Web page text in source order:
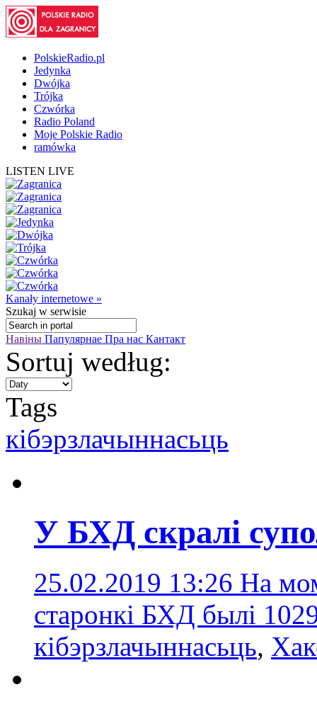
PolskieRadio.pl
Jedynka
Dwójka
Trójka
Czwórka
Radio Poland
Moje Polskie Radio
ramówka
LISTEN LIVE
Kanały internetowe »
Szukaj w serwisie
Навіны Папулярнае Пра нас Кантакт
Sortuj według:
Tags
кібэрзлачыннасьць
У БХД скралі
25.02.2019 13:26 На
старонкі БХД былі
кібэрзлачыннасьць,